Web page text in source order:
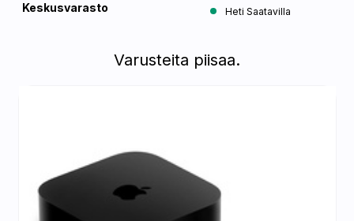
Keskusvarasto Heti Saatavilla
Varusteita piisaa.